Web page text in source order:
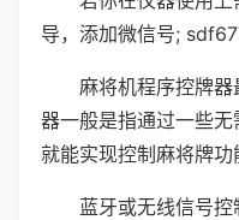
导，添加微信号;
麻将机程序控牌
器一般是指通过一些
就能实现控制麻将牌功
蓝牙或无线信号